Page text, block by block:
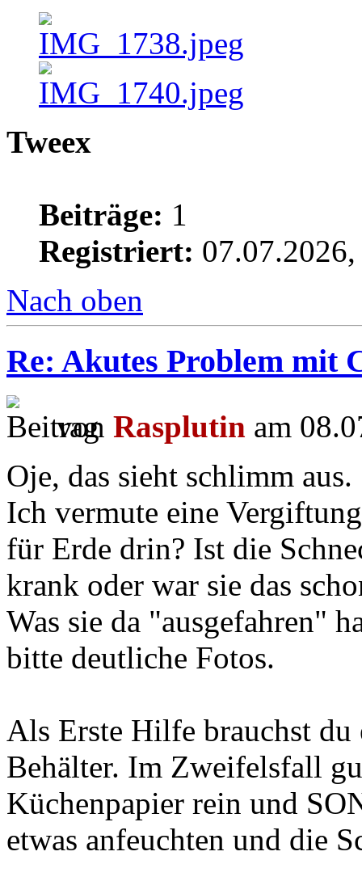
Tweex
Beiträge: 1
Registriert:
Nach oben
Re: Akutes Problem mit
von Rasplutin am
Oje, das sieht schlimm aus.
Ich vermute eine
für Erde drin? Ist die
krank oder war sie das
Was sie da "ausgefahren"
bitte deutliche Fotos.
Als Erste Hilfe brauchst du
Behälter. Im Zweifelsfall
Küchenpapier rein und
etwas anfeuchten und die